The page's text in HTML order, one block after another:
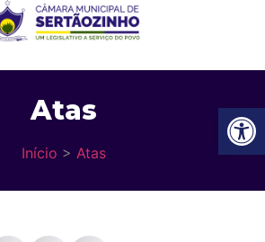
Atas
Início > Atas